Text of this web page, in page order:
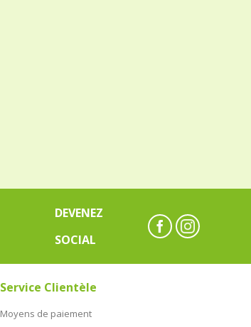
DEVENEZ
SOCIAL
Service Clientèle
Moyens de paiement